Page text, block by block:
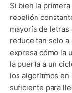
Si bien la
rebelión
mayoría de letras
reduce tan solo
expresa cómo la
la puerta a un
los algoritmos
suficiente para